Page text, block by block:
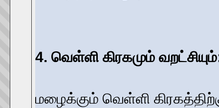
4. வெள்ளி கிரகமும்
மழைக்கும் வெள்ளி